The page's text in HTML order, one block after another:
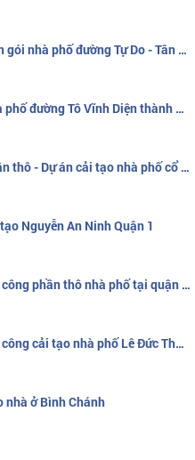
Thi công trọn gói nhà phố đường Tự Do - Tân Phú
Thi công nhà phố đường Tô Vĩnh Diện thành phố Thủ Đức
Thi công phần thô - Dự án cải tạo nhà phố cổ điển 5 tầng
Nguyễn An Ninh Quận 1
Hình ảnh thi công phần thô nhà phố tại quận Bình Tân
Hình ảnh thi công cải tạo nhà phố Lê Đức Thọ quận Gò Vấp
nhà ở Bình Chánh